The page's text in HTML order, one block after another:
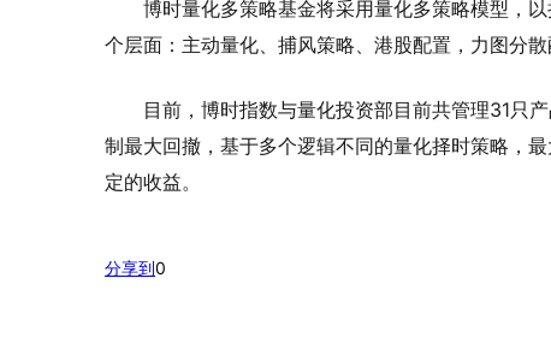
博时量化多策略基金将采用量化多策略模型，
个层面：主动量化、捕风策略、港股配置，力图分
目前，博时指数与量化投资部目前共管理31只
制最大回撤，基于多个逻辑不同的量化择时策略，
定的收益。
分享到0